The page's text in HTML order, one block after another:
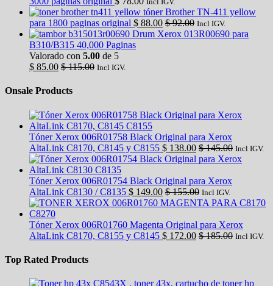
tóner Brother TN-411 yellow
para 1800 paginas original $ 88.00 $92.00 Incl IGV.
Drum Xerox 013R00690 para
B310/B315 40,000 Paginas
Valorado con 5.00 de 5
$ 85.00 $115.00 Incl IGV.
Onsale Products
Tóner Xerox 006R01758 Black Original para Xerox
AltaLink C8170, C8145 y C8155 $ 138.00 $145.00 Incl IGV.
Tóner Xerox 006R01754 Black Original para Xerox
AltaLink C8130 / C8135 $ 149.00 $155.00 Incl IGV.
Tóner Xerox 006R01760 Magenta Original para Xerox
AltaLink C8170, C8155 y C8145 $ 172.00 $185.00 Incl IGV.
Top Rated Products